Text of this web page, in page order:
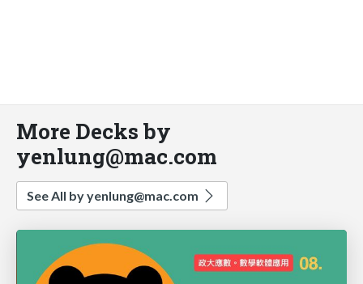
More Decks by
yenlung@mac.com
See All byyenlung@mac.com